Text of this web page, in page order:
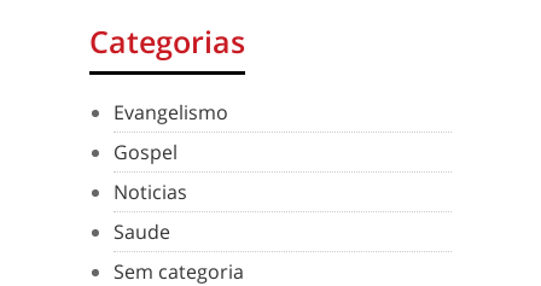
Categorias
Evangelismo
Gospel
Noticias
Saude
Sem categoria